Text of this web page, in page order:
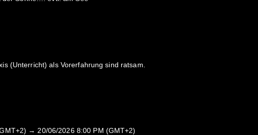
(Unterricht) als Vorerfahrung sind ratsam.
→ 20/06/2026 8:00 PM (GMT+2)